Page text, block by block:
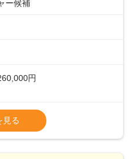
しており、チームワークも
る環境です。「カフェの接
たら、売上・シフト・在庫
伝えていきますので、無理の
！さらにマネージャーへの
ー候補
円
ア：月給21万4000～27万
考慮の上、決定します。
よび各種手当あり
見る